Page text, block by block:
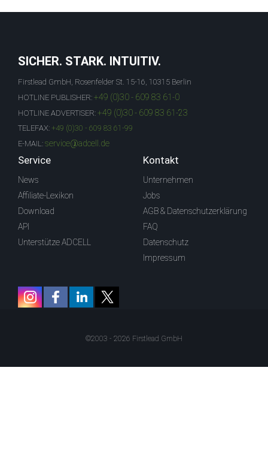
SICHER. STARK. INTUITIV.
Firstlead GmbH, Rosenfelder St. 15-16, 10315 Berlin
HOTLINE PUBLISHER: +49 (0)30 - 609 83 61-0
HOTLINE ADVERTISER: +49 (0)30 - 609 83 61-23
TELEFAX: +49 (0)30 - 609 83 61-99
E-MAIL: service@adcell.de
Service
News
Affiliate-Lexikon
Download
API
Unterstütze ADCELL
Kontakt
Unternehmen
Jobs
AGB & Datenschutzerklärung
FAQ
Datenschutz
Impressum
©2003 - 2026 Firstlead GmbH